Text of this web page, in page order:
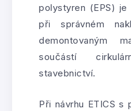
polystyren (EPS)
při správném
demontovaným
součástí
stavebnictví.
Při návrhu ETICS s